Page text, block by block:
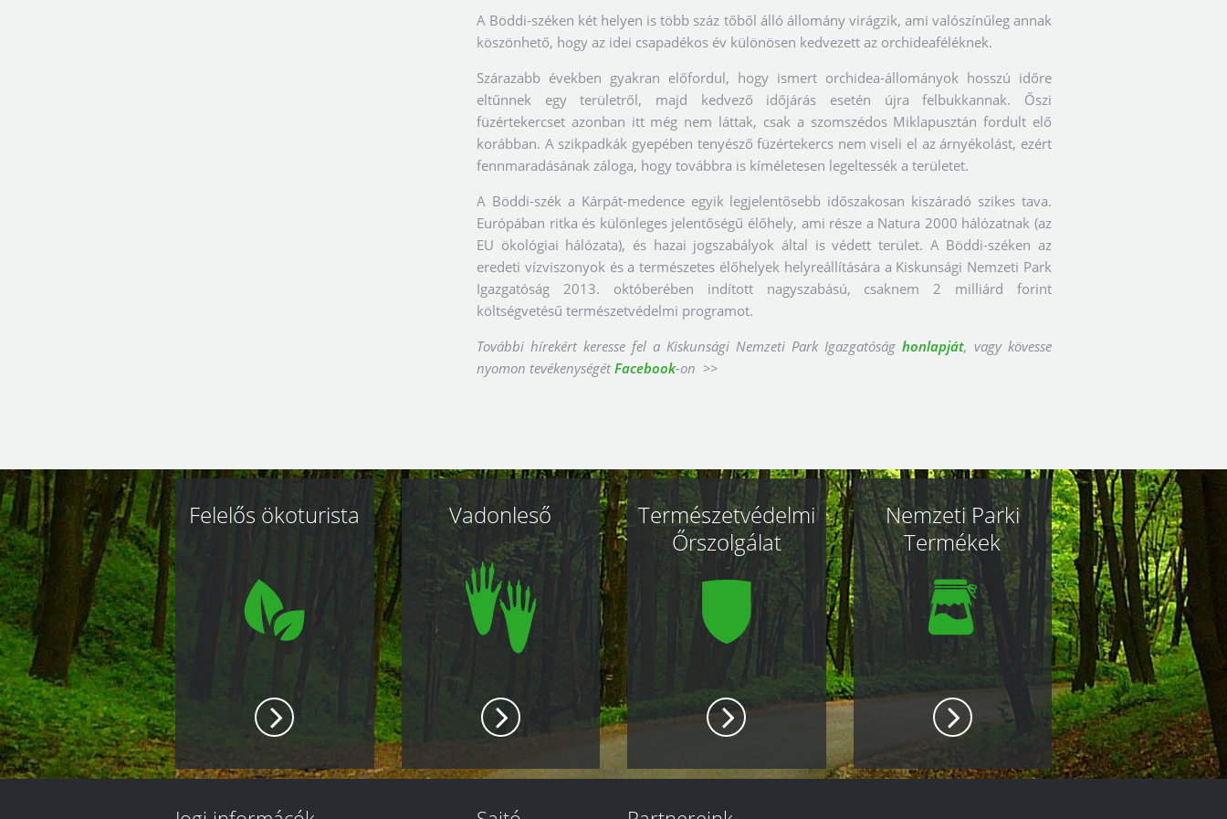
A Böddi-széken két helyen is több száz tőből álló állomány virágzik, ami valószínűleg annak
köszönhető, hogy az idei csapadékos év különösen kedvezett az orchideaféléknek.
Szárazabb években gyakran előfordul, hogy ismert orchidea-állományok hosszú időre
eltűnnek egy területről, majd kedvező időjárás esetén újra felbukkannak. Őszi
füzértekercset azonban itt még nem láttak, csak a szomszédos Miklapusztán fordult elő
korábban. A szikpadkák gyepében tenyésző füzértekercs nem viseli el az árnyékolást, ezért
fennmaradásának záloga, hogy továbbra is kíméletesen legeltessék a területet.
A Böddi-szék a Kárpát-medence egyik legjelentősebb időszakosan kiszáradó szikes tava.
Európában ritka és különleges jelentőségű élőhely, ami része a Natura 2000 hálózatnak (az
EU ökológiai hálózata), és hazai jogszabályok által is védett terület. A Böddi-széken az
eredeti vízviszonyok és a természetes élőhelyek helyreállítására a Kiskunsági Nemzeti Park
Igazgatóság 2013. októberében indított nagyszabású, csaknem 2 milliárd forint
költségvetésű természetvédelmi programot.
További hírekért keresse fel a Kiskunsági Nemzeti Park Igazgatóság honlapját, vagy kövesse
nyomon tevékenységétFacebook-on >>
Kapcsolódó
oldalak
Felelős ökoturista Vadonleső
Természetvédelmi
Őrszolgálat
Nemzeti Parki
Termékek